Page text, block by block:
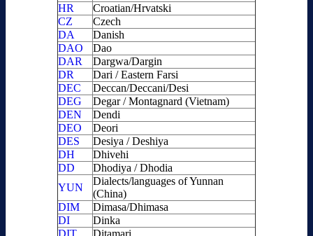
HR
Croatian/Hrvatski
CZ
Czech
DA
Danish
DAO
Dao
DAR
Dargwa/Dargin
DR
Dari / Eastern Farsi
DEC
Deccan/Deccani/Desi
DEG
Degar / Montagnard (Vietnam)
DEN
Dendi
DEO
Deori
DES
Desiya / Deshiya
DH
Dhivehi
DD
Dhodiya / Dhodia
YUN
Dialects/languages of Yunnan
(China)
DIM
Dimasa/Dhimasa
DI
Dinka